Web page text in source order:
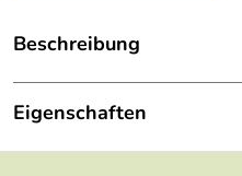
Beschreibung
ASABrotschneidebrett
Brotschneidebrett mit
Eigenschaften